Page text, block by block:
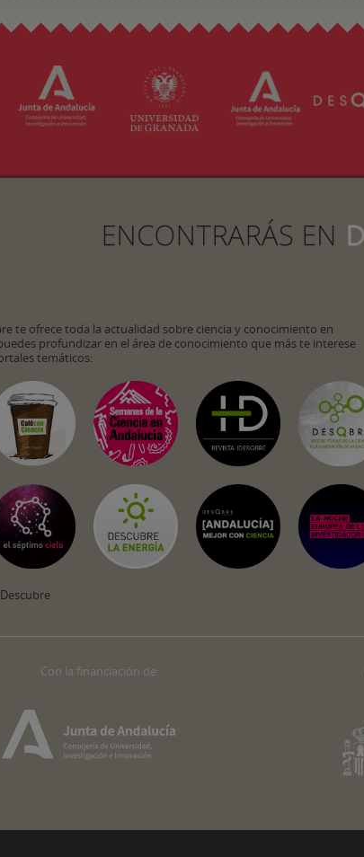
te ofrece toda la actualidad sobre ciencia y conocimiento en
profundizar en el área de conocimiento que más te interese
temáticos:
Con la financiación de: